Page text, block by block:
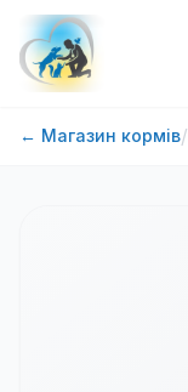
← Магазин кормів/